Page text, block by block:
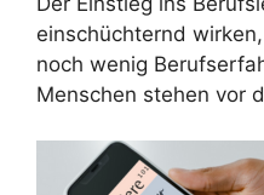
einschüchternd
noch wenig
Menschen stehen vor